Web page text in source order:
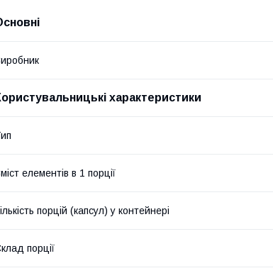
характеристики
елементів в 1 порції
порцій (капсул) у контейнері
порції